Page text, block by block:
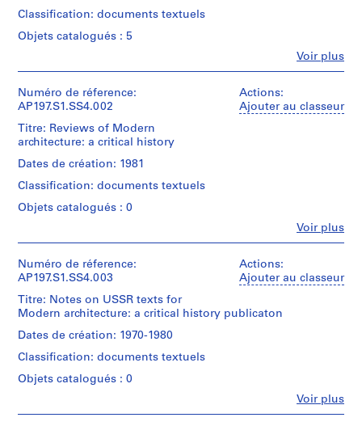
e
V
r
r
e
(
1
5
,
9
6
9
)
,
9
6
5
1
Voir plus
Classification: documents textuels
Objets catalogués : 5
institutions:
Kenneth
(archive
creator)
/
Type
File
Collation:
l.m.
of
textual
Mention
Kenneth
Actions:
Ajouter au classeur
Voir plus
Numéro de réference:
AP197.S1.SS4.002
Titre: Reviews of Modern
architecture: a critical history
Dates de création: 1981
Classification: documents textuels
Objets catalogués : 0
institutions:
Kenneth
(archive
creator)
/
Type
File
Actions:
Ajouter au classeur
Voir plus
Numéro de réference:
AP197.S1.SS4.003
Titre: Notes on USSR texts for
Modern architecture: a critical history publicaton
Dates de création: 1970-1980
Classification: documents textuels
Objets catalogués : 0